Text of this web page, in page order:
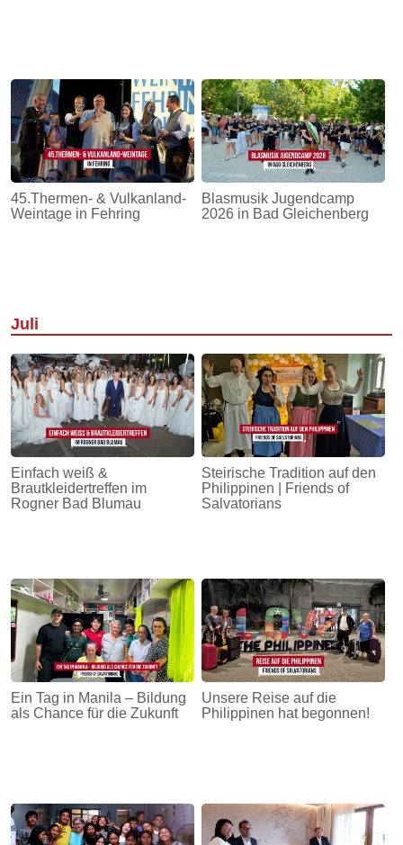
45.Thermen- & Vulkanland-
Weintage in Fehring
Blasmusik Jugendcamp
2026 in Bad Gleichenberg
Juli
Einfach weiß &
Brautkleidertreffen im
Rogner Bad Blumau
Steirische Tradition auf den
Philippinen | Friends of
Salvatorians
Ein Tag in Manila – Bildung
als Chance für die Zukunft
Unsere Reise auf die
Philippinen hat begonnen!